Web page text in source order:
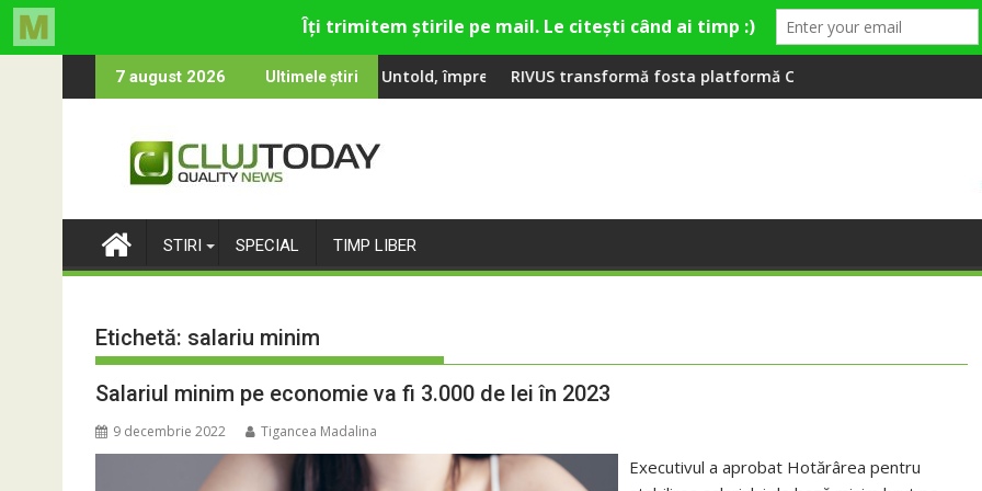
to
7 august 2026 Ultimele știri
și Theo Rose și comercianți români parteneri, în premieră la Fashion Village
000 de oameni au cântat, la Untold, împreună cu StingRIVUS transformă fosta platformă Carbochim într-un nou centru cultural și de
Când luna devine o
STIRI SPECIAL TIMP LIBER
Etichetă: salariu minim
Salariul minim pe economie va fi 3.000 de lei în 2023
9 decembrie 2022 Tigancea Madalina
Executivul a aprobat Hotărârea pentru